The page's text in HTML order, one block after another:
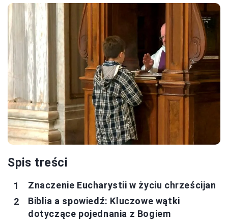
Spis treści
Znaczenie Eucharystii w życiu chrześcijan
Biblia a spowiedź: Kluczowe wątki
dotyczące pojednania z Bogiem